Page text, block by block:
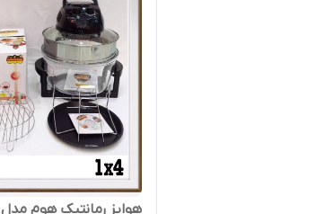
هواپز رمانتیک هوم مدل KP80B